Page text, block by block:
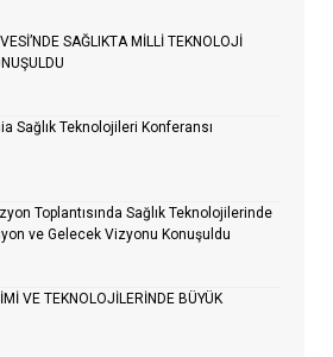
SAĞLIKTA MİLLİ TEKNOLOJİ
Sağlık Teknolojileri Konferansı
Toplantısında Sağlık Teknolojilerinde
ve Gelecek Vizyonu Konuşuldu
VE TEKNOLOJİLERİNDE BÜYÜK